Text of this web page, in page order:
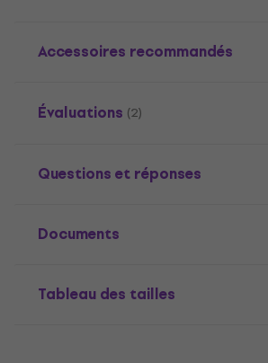
Accessoires recommandés
Évaluations (2)
Questions et réponses
Documents
Tableau des tailles